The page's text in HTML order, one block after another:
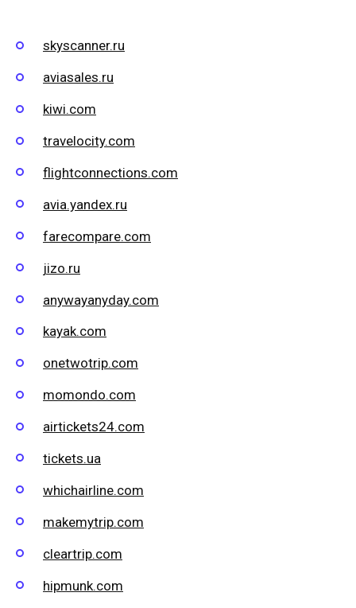
skyscanner.ru
aviasales.ru
kiwi.com
travelocity.com
flightconnections.com
avia.yandex.ru
farecompare.com
jizo.ru
anywayanyday.com
kayak.com
onetwotrip.com
momondo.com
airtickets24.com
tickets.ua
whichairline.com
makemytrip.com
cleartrip.com
hipmunk.com